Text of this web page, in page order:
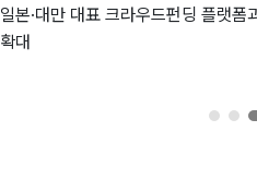
일본·대만 대표 크라우드펀딩 플랫
확대